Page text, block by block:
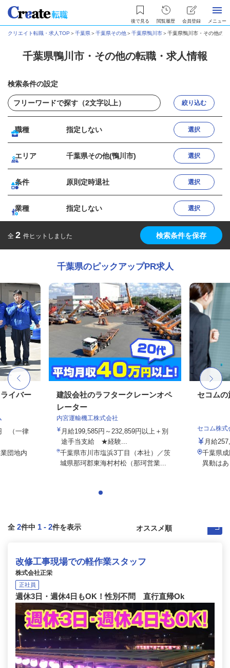
後で見る 閲覧履歴 会員登録 メニュー
クリエイト転職・求人TOP ＞千葉県＞千葉県その他＞千葉県鴨川市＞千葉県鴨川市・その他の
千葉県鴨川市・その他の転職・求人情報
検索条件の設定
絞り込む
職種 指定しない 選択
エリア 千葉県その他(鴨川市) 選択
条件 原則定時退社 選択
業種 指定しない 選択
全 2 件ヒットしました 検索条件を保存
千葉県のピックアップPR求人
イバー
（一律
団地内
建設会社のラフタークレーンオペ
レーター
内宮運輸機工株式会社
月給199,585円～232,859円以上＋別
途手当支給 ★経験...
千葉県市川市塩浜3丁目（本社）／茨
城県那珂郡東海村村松（那珂営業...
セコム
セコム株式
月給
千葉県
異動は
全 2件中 1 - 2件を表示
改修工事現場での軽作業スタッフ
株式会社正栄
正社員
週休3日・週休4日もOK！性別不問 直行直帰Ok